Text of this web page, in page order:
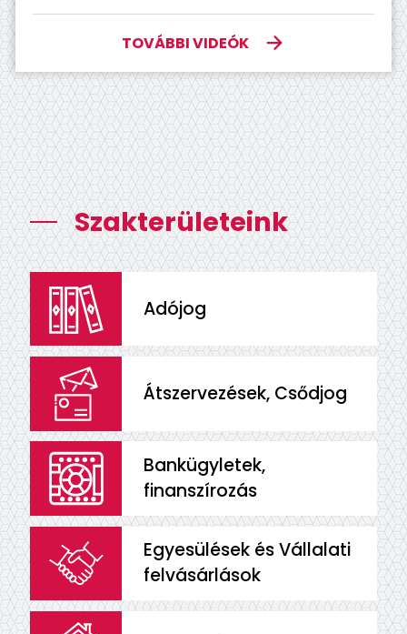
TOVÁBBI VIDEÓK
Szakterületeink
Adójog
Átszervezések, Csődjog
Bankügyletek,
finanszírozás
Egyesülések és Vállalati
felvásárlások